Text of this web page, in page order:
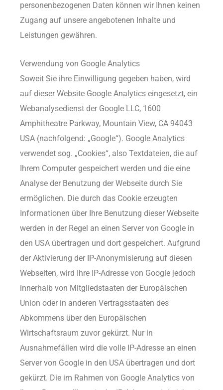
personenbezogenen Daten können wir Ihnen keinen
Zugang auf unsere angebotenen Inhalte und
Leistungen gewähren.
Verwendung von Google Analytics
Soweit Sie ihre Einwilligung gegeben haben, wird
auf dieser Website Google Analytics eingesetzt, ein
Webanalysedienst der Google LLC, 1600
Amphitheatre Parkway, Mountain View, CA 94043
USA (nachfolgend: „Google“). Google Analytics
verwendet sog. „Cookies“, also Textdateien, die auf
Ihrem Computer gespeichert werden und die eine
Analyse der Benutzung der Webseite durch Sie
ermöglichen. Die durch das Cookie erzeugten
Informationen über Ihre Benutzung dieser Webseite
werden in der Regel an einen Server von Google in
den USA übertragen und dort gespeichert. Aufgrund
der Aktivierung der IP-Anonymisierung auf diesen
Webseiten, wird Ihre IP-Adresse von Google jedoch
innerhalb von Mitgliedstaaten der Europäischen
Union oder in anderen Vertragsstaaten des
Abkommens über den Europäischen
Wirtschaftsraum zuvor gekürzt. Nur in
Ausnahmefällen wird die volle IP-Adresse an einen
Server von Google in den USA übertragen und dort
gekürzt. Die im Rahmen von Google Analytics von